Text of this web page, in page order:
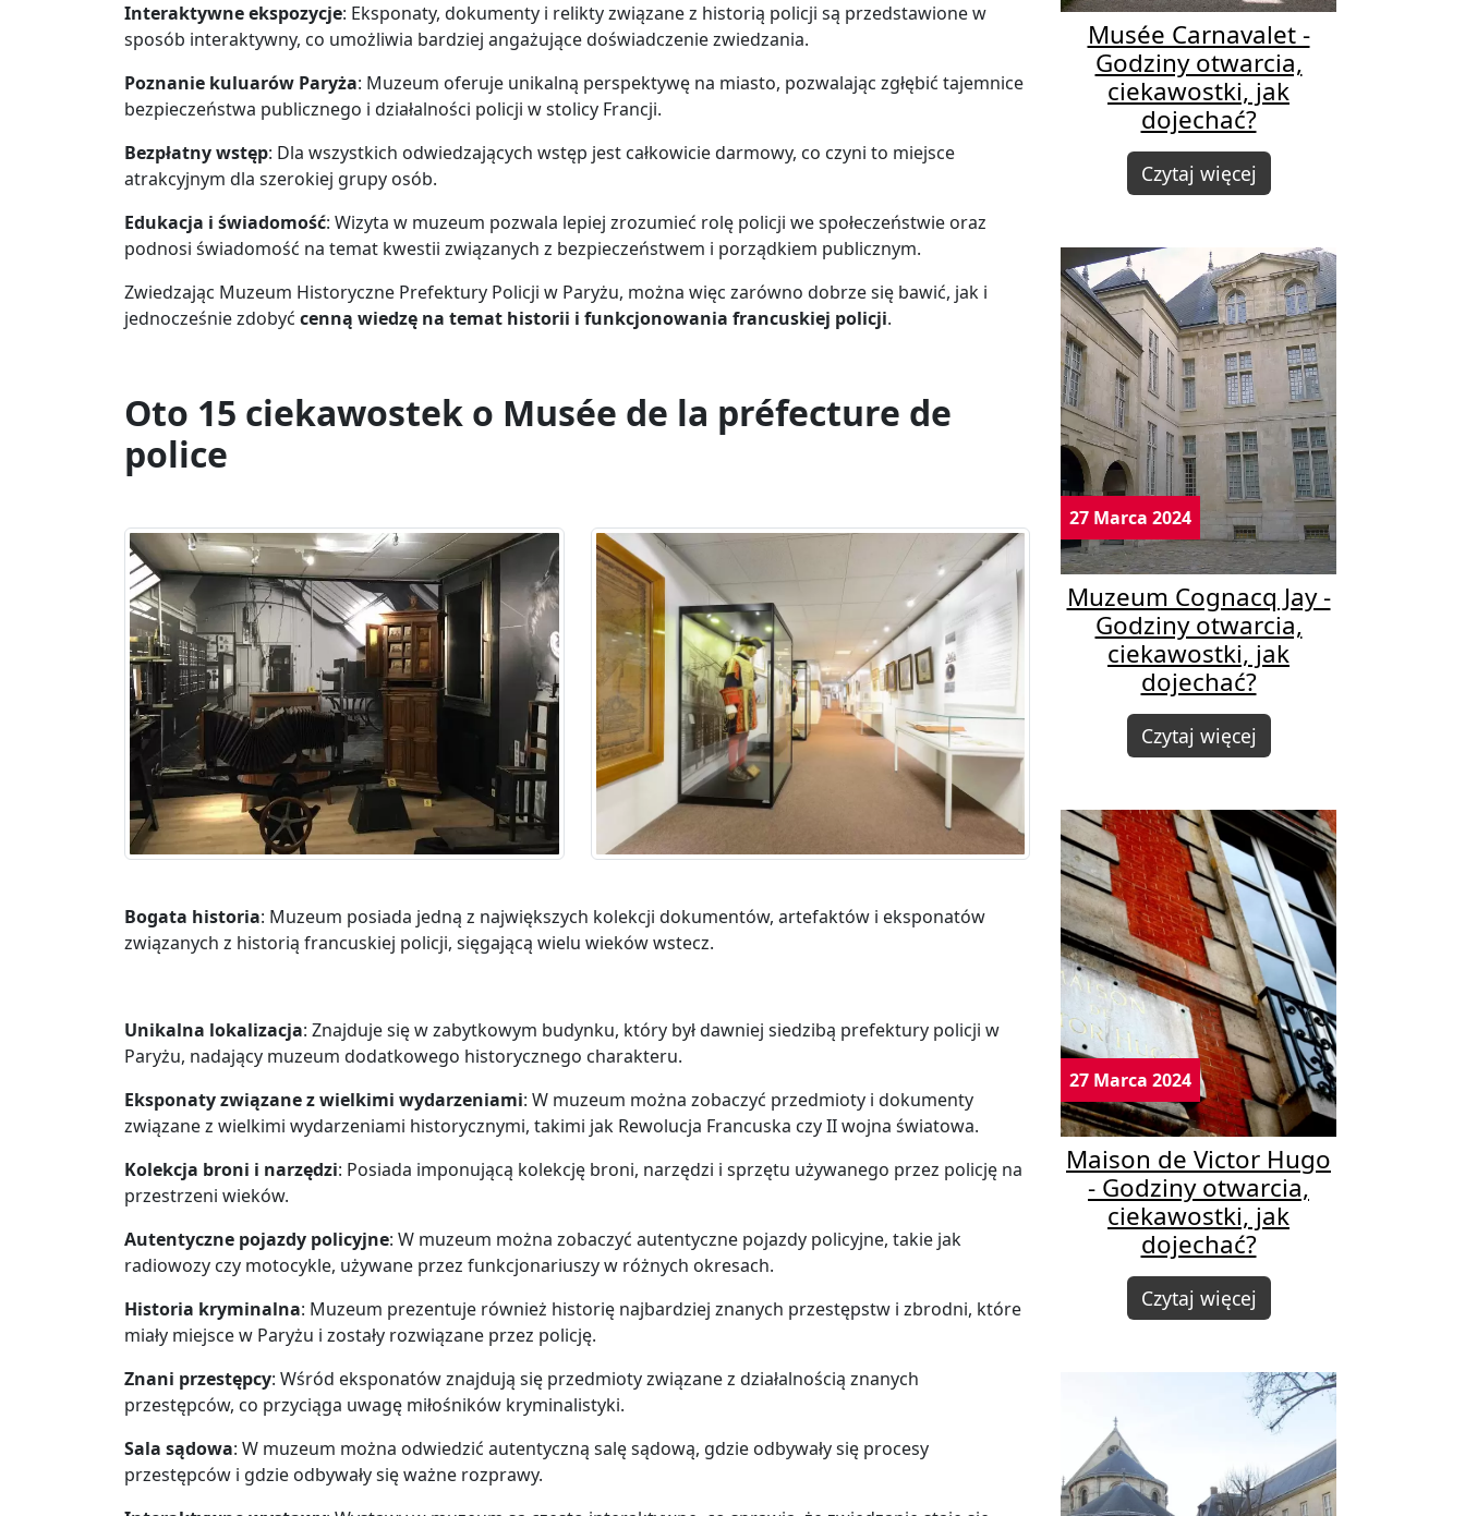
Interaktywne ekspozycje: Eksponaty, dokumenty i relikty związane z historią policji są przedstawione w
sposób interaktywny, co umożliwia bardziej angażujące doświadczenie zwiedzania.
Poznanie kuluarów Paryża: Muzeum oferuje unikalną perspektywę na miasto, pozwalając zgłębić tajemnice
bezpieczeństwa publicznego i działalności policji w stolicy Francji.
Bezpłatny wstęp: Dla wszystkich odwiedzających wstęp jest całkowicie darmowy, co czyni to miejsce
atrakcyjnym dla szerokiej grupy osób.
Edukacja i świadomość: Wizyta w muzeum pozwala lepiej zrozumieć rolę policji we społeczeństwie oraz
podnosi świadomość na temat kwestii związanych z bezpieczeństwem i porządkiem publicznym.
Zwiedzając Muzeum Historyczne Prefektury Policji w Paryżu, można więc zarówno dobrze się bawić, jak i
jednocześnie zdobyć cenną wiedzę na temat historii i funkcjonowania francuskiej policji.
Oto 15 ciekawostek o Musée de la préfecture de
police
Bogata historia: Muzeum posiada jedną z największych kolekcji dokumentów, artefaktów i eksponatów
związanych z historią francuskiej policji, sięgającą wielu wieków wstecz.
Unikalna lokalizacja: Znajduje się w zabytkowym budynku, który był dawniej siedzibą prefektury policji w
Paryżu, nadający muzeum dodatkowego historycznego charakteru.
Eksponaty związane z wielkimi wydarzeniami: W muzeum można zobaczyć przedmioty i dokumenty
związane z wielkimi wydarzeniami historycznymi, takimi jak Rewolucja Francuska czy II wojna światowa.
Kolekcja broni i narzędzi: Posiada imponującą kolekcję broni, narzędzi i sprzętu używanego przez policję na
przestrzeni wieków.
Autentyczne pojazdy policyjne: W muzeum można zobaczyć autentyczne pojazdy policyjne, takie jak
radiowozy czy motocykle, używane przez funkcjonariuszy w różnych okresach.
Historia kryminalna: Muzeum prezentuje również historię najbardziej znanych przestępstw i zbrodni, które
miały miejsce w Paryżu i zostały rozwiązane przez policję.
Znani przestępcy: Wśród eksponatów znajdują się przedmioty związane z działalnością znanych
przestępców, co przyciąga uwagę miłośników kryminalistyki.
Sala sądowa: W muzeum można odwiedzić autentyczną salę sądową, gdzie odbywały się procesy
przestępców i gdzie odbywały się ważne rozprawy.
Musée Carnavalet -
Godziny otwarcia,
ciekawostki, jak
dojechać?
Czytaj więcej
27 Marca 2024
Muzeum Cognacq Jay -
Godziny otwarcia,
ciekawostki, jak
dojechać?
Czytaj więcej
27 Marca 2024
Maison de Victor Hugo
- Godziny otwarcia,
ciekawostki, jak
dojechać?
Czytaj więcej